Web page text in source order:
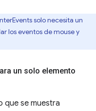
solo necesita un
los eventos de mouse y
un solo elemento
que se muestra